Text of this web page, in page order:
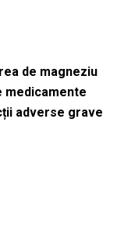
de magneziu
medicamente
adverse grave